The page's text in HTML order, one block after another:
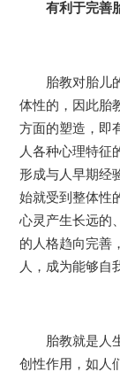
有利于完善
胎教对胎儿的
体性的，因此胎
方面的塑造，即
人各种心理特征
形成与人早期经
始就受到整体性
心灵产生长远的
的人格趋向完善
人，成为能够自
胎教就是人生
创性作用，如人